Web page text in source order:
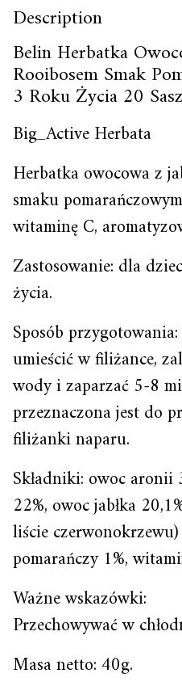
Description
Belin Herbatka
Rooibosem Smak
3 Roku Życia 20
Big_Active Herbata
Herbatka owocowa z
smaku
witaminę C,
Zastosowanie: dla
życia.
Sposób
umieścić w filiżance,
wody i zaparzać 5-8
przeznaczona jest do
filiżanki naparu.
Składniki: owoc
22%, owoc jabłka
liście
pomarańczy 1%,
Ważne wskazówki:
Przechowywać w
Masa netto: 40g.